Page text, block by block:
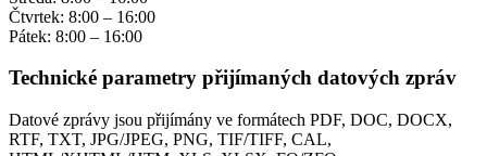
Čtvrtek: 8:00 – 16:00
Pátek: 8:00 – 16:00
Technické parametry přijímaných datových zpráv
Datové zprávy jsou přijímány ve formátech PDF, DOC, DOCX,
RTF, TXT, JPG/JPEG, PNG, TIF/TIFF, CAL,